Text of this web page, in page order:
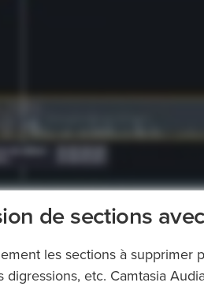
de sections
les sections à supprimer
digressions, etc. Camtasia